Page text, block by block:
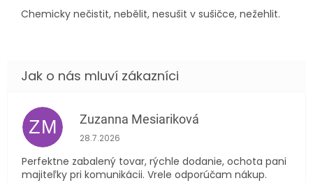
Chemicky nečistit, nebělit, nesušit v sušičce, nežehlit.
ZM Zuzanna Mesiariková
Hodnocení obchodu je 5 z 5 hvězdiček.
28.7.2026
Perfektne zabalený tovar, rýchle dodanie, ochota pani
majiteľky pri komunikácii. Vrele odporúčam nákup.